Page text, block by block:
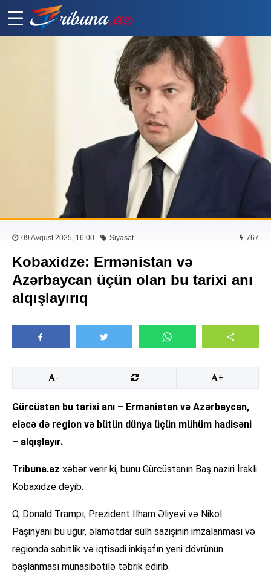
09 Avqust 2025, 16:00 Siyasət 767
Kobaxidze: Ermənistan və
Azərbaycan üçün olan bu tarixi anı
alqışlayırıq
- +
Gürcüstan bu tarixi anı – Ermənistan və Azərbaycan,
eləcə də region və bütün dünya üçün mühüm hadisəni
– alqışlayır.
Tribuna.az xəbər verir ki, bunu Gürcüstanın Baş naziri İrakli
Kobaxidze deyib.
O, Donald Trampı, Prezident İlham Əliyevi və Nikol
Paşinyanı bu uğur, əlamətdar sülh sazişinin imzalanması və
regionda sabitlik və iqtisadi inkişafın yeni dövrünün
başlanması münasibətilə təbrik edirib.